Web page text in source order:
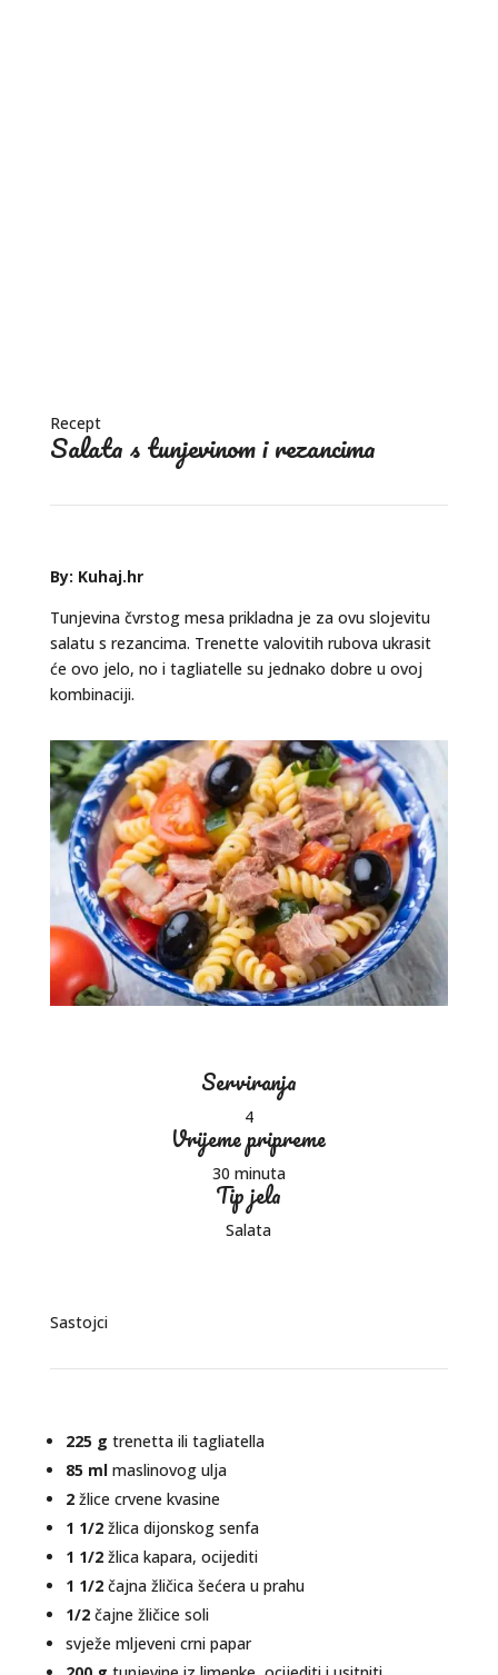
Recept
Salata s tunjevinom i rezancima
By: Kuhaj.hr
Tunjevina čvrstog mesa prikladna je za ovu slojevitu
salatu s rezancima. Trenette valovitih rubova ukrasit
će ovo jelo, no i tagliatelle su jednako dobre u ovoj
kombinaciji.
Serviranja
4
Vrijeme pripreme
30 minuta
Tip jela
Salata
Sastojci
225 g trenetta ili tagliatella
85 mlmaslinovog ulja
2žlice crvene kvasine
1 1/2žlica dijonskog senfa
1 1/2žlica kapara, ocijediti
1 1/2čajna žličica šećera u prahu
1/2čajne žličice soli
svježe mljeveni crni papar